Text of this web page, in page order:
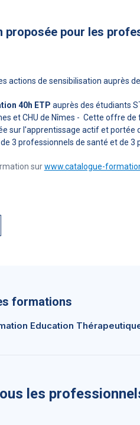
proposée pour les
actions de sensibilisation auprès
40h ETP auprès des étudiants
et CHU de Nîmes - Cette offre
sur l'apprentissage actif et
3 professionnels de santé et de 3
surwww.catalogue-
formations
Education
les